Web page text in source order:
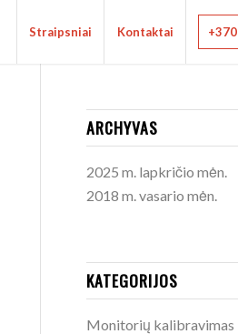
Straipsniai Kontaktai
ARCHYVAS
2025 m. lapkričio mėn.
2018 m. vasario mėn.
KATEGORIJOS
Monitorių kalibravimas